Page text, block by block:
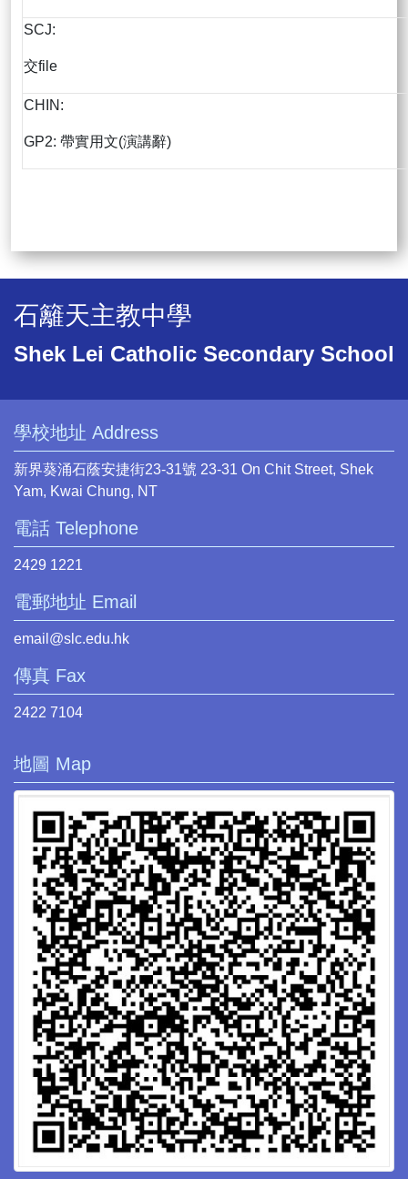
SCJ:
交file
CHIN:
GP2: 帶實用文(演講辭)
石籬天主教中學
Shek Lei Catholic Secondary School
學校地址 Address
新界葵涌石蔭安捷街23-31號 23-31 On Chit Street, Shek
Yam, Kwai Chung, NT
電話 Telephone
2429 1221
電郵地址 Email
email@slc.edu.hk
傳真 Fax
2422 7104
地圖 Map